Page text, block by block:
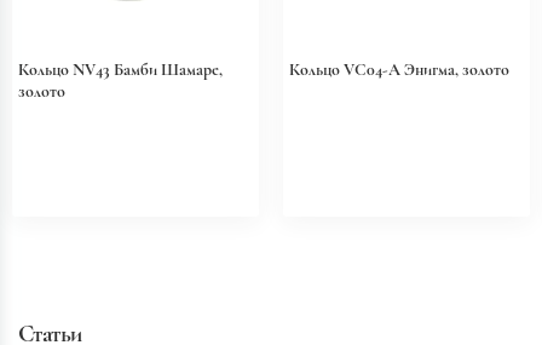
Кольцо NV43 Бамби Шамаре,
золото
Кольцо VC04-A Энигма, золото
Статьи